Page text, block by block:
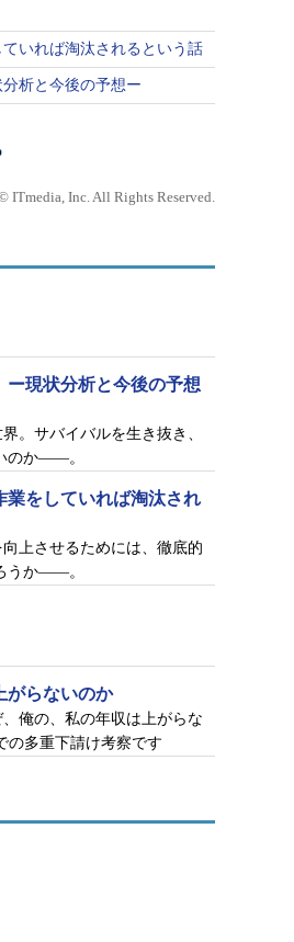
いれば淘汰されるという話
析と今後の予想ー
ITmedia, Inc. All Rights Reserved.
現状分析と今後の予想
。サバイバルを生き抜き、
のか――。
をしていれば淘汰され
上させるためには、徹底的
うか――。
がらないのか
俺の、私の年収は上がらな
多重下請け考察です